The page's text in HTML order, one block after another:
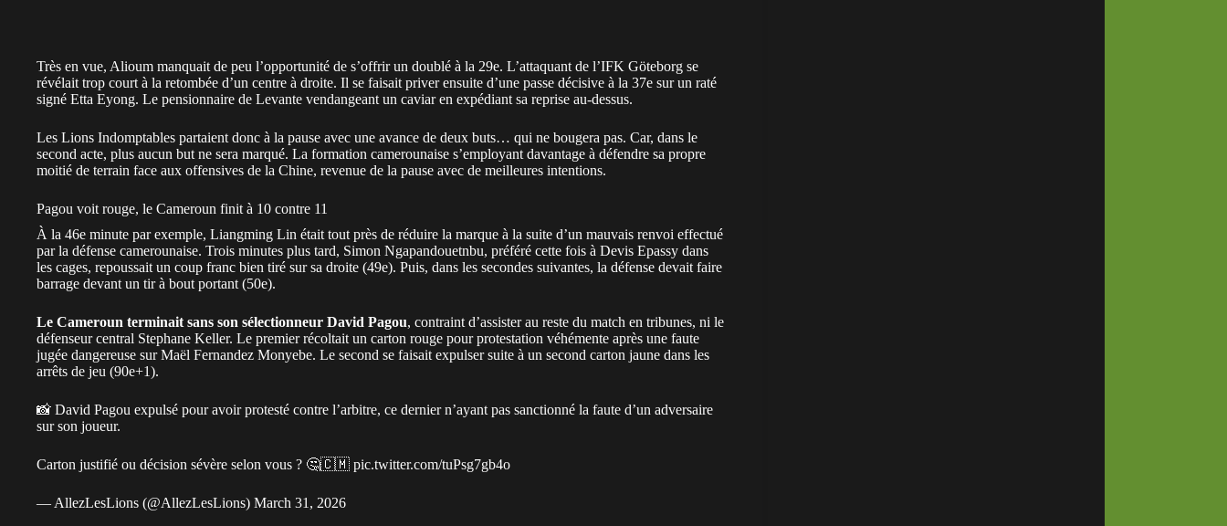
Très en vue, Alioum manquait de peu l’opportunité de s’offrir un doublé à la 29e. L’attaquant de l’IFK Göteborg se
révélait trop court à la retombée d’un centre à droite. Il se faisait priver ensuite d’une passe décisive à la 37e sur un raté
signé Etta Eyong. Le pensionnaire de Levante vendangeant un caviar en expédiant sa reprise au-dessus.
Les Lions Indomptables partaient donc à la pause avec une avance de deux buts… qui ne bougera pas. Car, dans le
second acte, plus aucun but ne sera marqué. La formation camerounaise s’employant davantage à défendre sa propre
moitié de terrain face aux offensives de la Chine, revenue de la pause avec de meilleures intentions.
Pagou voit rouge, le Cameroun finit à 10 contre 11
À la 46e minute par exemple, Liangming Lin était tout près de réduire la marque à la suite d’un mauvais renvoi effectué
par la défense camerounaise. Trois minutes plus tard, Simon Ngapandouetnbu, préféré cette fois à Devis Epassy dans
les cages, repoussait un coup franc bien tiré sur sa droite (49e). Puis, dans les secondes suivantes, la défense devait faire
barrage devant un tir à bout portant (50e).
Le Cameroun terminait sans son sélectionneur David Pagou, contraint d’assister au reste du match en tribunes, ni le
défenseur central Stephane Keller. Le premier récoltait un carton rouge pour protestation véhémente après une faute
jugée dangereuse sur Maël Fernandez Monyebe. Le second se faisait expulser suite à un second carton jaune dans les
arrêts de jeu (90e+1).
📸 David Pagou expulsé pour avoir protesté contre l’arbitre, ce dernier n’ayant pas sanctionné la faute d’un adversaire
sur son joueur.
Carton justifié ou décision sévère selon vous ? 🤔🇨🇲 pic.twitter.com/tuPsg7gb4o
— AllezLesLions (@AllezLesLions) March 31, 2026